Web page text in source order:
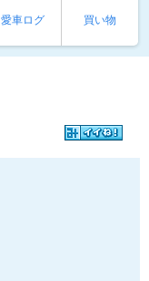
愛車ログ 買い物